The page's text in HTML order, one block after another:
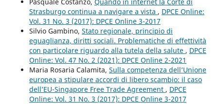
Strasburgo continua a navigare a vista , DPCE Online:
Vol. 31 No. 3 (2017): DPCE Online 3-2017
Silvio Gambino, Stato regionale, principio di
eguaglianza, diritti sociali. Problematiche di effettività
con particolare riguardo alla tutela della salute , DPCE
Online: Vol. 47 No. 2 (2021): DPCE Online 2-2021
Maria Rosaria Calamita, Sulla competenza dell’Unione
europea a stipulare accordi di libero scambio: il caso
dell’EU-Singapore Free Trade Agreement , DPCE
Online: Vol. 31 No. 3 (2017): DPCE Online 3-2017